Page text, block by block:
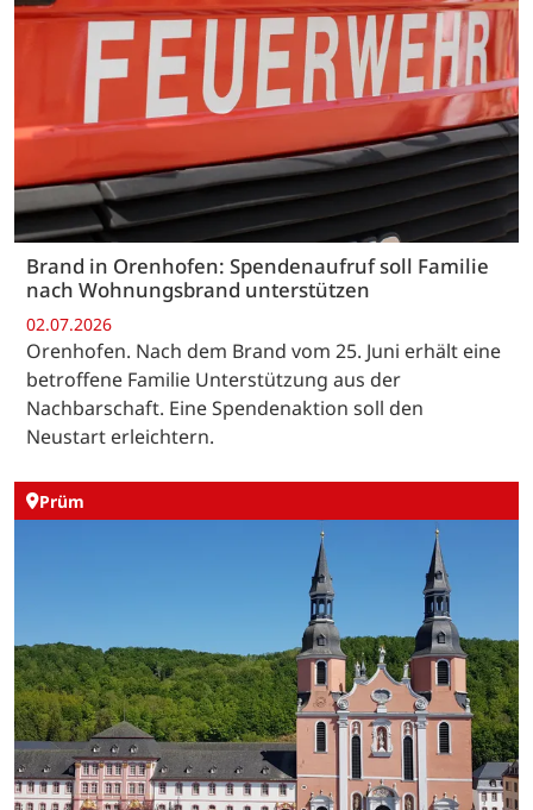
Brand in Orenhofen: Spendenaufruf soll Familie
nach Wohnungsbrand unterstützen
02.07.2026
Orenhofen. Nach dem Brand vom 25. Juni erhält eine
betroffene Familie Unterstützung aus der
Nachbarschaft. Eine Spendenaktion soll den
Neustart erleichtern.
Prüm